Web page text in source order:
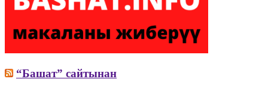
“Башат” сайтынан